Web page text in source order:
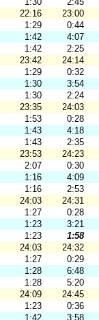
22:16
23:00
1:29
0:44
1:42
4:07
1:42
2:25
23:42
24:14
1:29
0:32
1:30
3:54
1:30
2:24
23:35
24:03
1:53
0:28
1:43
4:18
1:43
2:35
23:53
24:23
2:07
0:30
1:16
4:09
1:16
2:53
24:03
24:31
1:27
0:28
1:23
3:21
1:23
1:58
24:03
24:32
1:27
0:29
1:28
6:48
1:28
5:20
24:09
24:45
1:23
0:36
1:42
3:58